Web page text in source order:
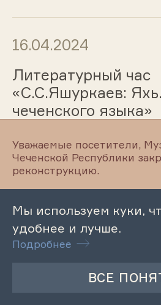
16.04.2024
Литературный час
«С.С.Яшуркаев:
чеченского языка»
16.04.2024
погребального
населения Чечни
(ямные погребения)»
Уважаемые посетители,
Чеченской Республики
реконструкцию.
Мы используем куки,
удобнее и лучше.
Подробнее